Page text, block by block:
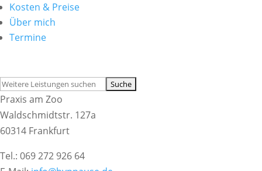
Kosten & Preise
Über mich
Termine
Suchen
nach:
Praxis am Zoo
Waldschmidtstr. 127a
60314 Frankfurt
Tel.: 069 272 926 64